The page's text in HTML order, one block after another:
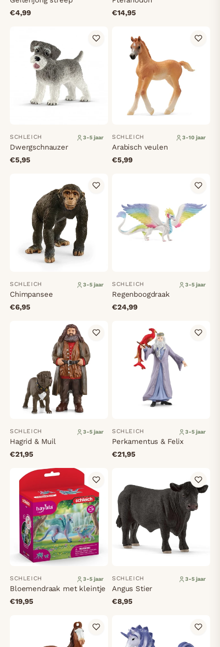
€4,99
€14,95
SCHLEICH 3-5 jaar
Dwergschnauzer
€5,95
SCHLEICH 3-10 jaar
Arabisch veulen
€5,99
SCHLEICH 3-5 jaar
Chimpansee
€6,95
SCHLEICH 3-5 jaar
Regenboogdraak
€24,99
SCHLEICH 3-5 jaar
Hagrid & Muil
€21,95
SCHLEICH 3-5 jaar
Perkamentus & Felix
€21,95
SCHLEICH 3-5 jaar
Bloemendraak met kleintje
€19,95
SCHLEICH 3-5 jaar
Angus Stier
€8,95